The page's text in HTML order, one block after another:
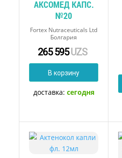
АКСОМЕД КАПС.
№20
Fortex Nutraceuticals Ltd
Болгария
265 595UZS
В корзину
доставка: сегодня